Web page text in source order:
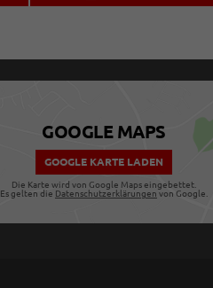
GOOGLE MAPS
GOOGLE KARTE LADEN
Die Karte wird von Google Maps eingebettet.
Es gelten die Datenschutzerklärungen von Google.